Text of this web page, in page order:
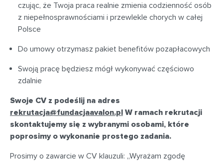
czując, że Twoja praca realnie zmienia codzienność osób
z niepełnosprawnościami i przewlekle chorych w całej
Polsce
Do umowy otrzymasz pakiet benefitów pozapłacowych
Swoją pracę będziesz mógł wykonywać częściowo
zdalnie
Swoje CV z podeślij na adres
rekrutacja@fundacjaavalon.pl W ramach rekrutacji
skontaktujemy się z wybranymi osobami, które
poprosimy o wykonanie prostego zadania.
Prosimy o zawarcie w CV klauzuli: „Wyrażam zgodę